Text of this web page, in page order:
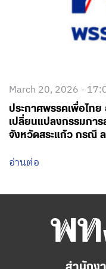
March 20, 2026 -
ประกาศพรรคเพื่อไท
เปลี่ยนแปลงกรรมกา
จังหวัดสระแก้ว กรณี
อ่านต่อ